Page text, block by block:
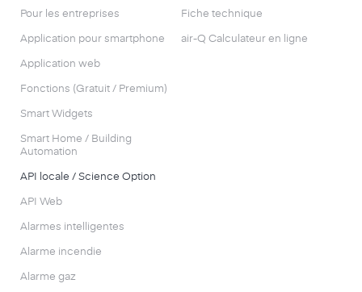
Pour les entreprises
Application pour smartphone
Application web
Fonctions (Gratuit / Premium)
Smart Widgets
Smart Home / Building
Automation
API locale / Science Option
API Web
Alarmes intelligentes
Alarme incendie
Alarme gaz
Fiche technique
air-Q Calculateur en ligne